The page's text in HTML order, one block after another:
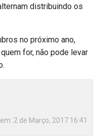
distribuindo os
no próximo ano,
for, não pode levar
2 de Março, 2017 16:41